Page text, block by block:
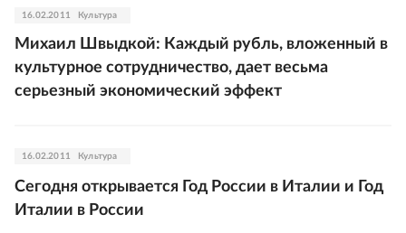
16.02.2011 Культура
Михаил Швыдкой: Каждый рубль, вложенный в
культурное сотрудничество, дает весьма
серьезный экономический эффект
16.02.2011 Культура
Сегодня открывается Год России в Италии и Год
Италии в России